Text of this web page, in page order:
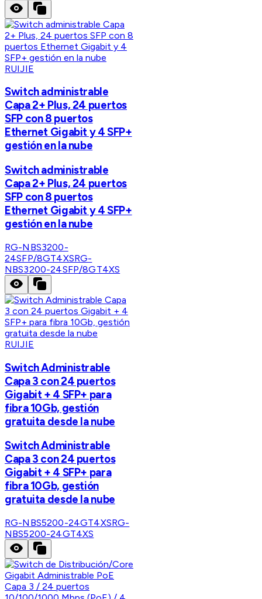
RUIJIE
Switch administrable
Capa 2+ Plus, 24 puertos
SFP con 8 puertos
Ethernet Gigabit y 4 SFP+
gestión en la nube
Switch administrable
Capa 2+ Plus, 24 puertos
SFP con 8 puertos
Ethernet Gigabit y 4 SFP+
gestión en la nube
RG-NBS3200-
24SFP/8GT4XSRG-
NBS3200-24SFP/8GT4XS
RUIJIE
Switch Administrable
Capa 3 con 24 puertos
Gigabit + 4 SFP+ para
fibra 10Gb, gestión
gratuita desde la nube
Switch Administrable
Capa 3 con 24 puertos
Gigabit + 4 SFP+ para
fibra 10Gb, gestión
gratuita desde la nube
RG-NBS5200-24GT4XSRG-
NBS5200-24GT4XS